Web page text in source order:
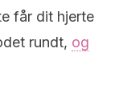
får dit hjerte
rundt, og